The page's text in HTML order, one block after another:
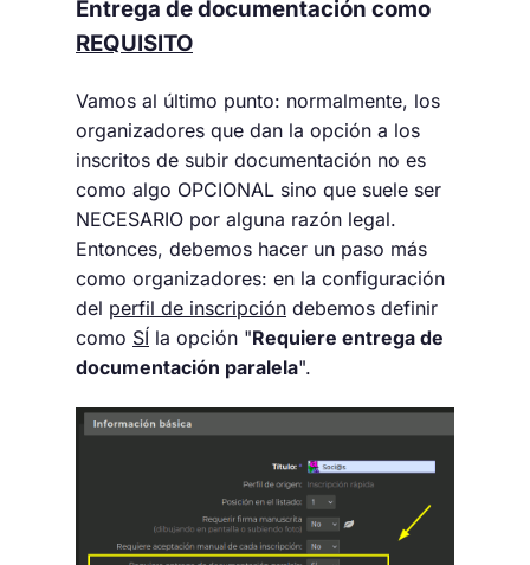
Entrega de documentación como
REQUISITO
Vamos al último punto: normalmente, los
organizadores que dan la opción a los
inscritos de subir documentación no es
como algo OPCIONAL sino que suele ser
NECESARIO por alguna razón legal.
Entonces, debemos hacer un paso más
como organizadores: en la configuración
del perfil de inscripción debemos definir
como SÍ la opción "Requiere entrega de
documentación paralela".